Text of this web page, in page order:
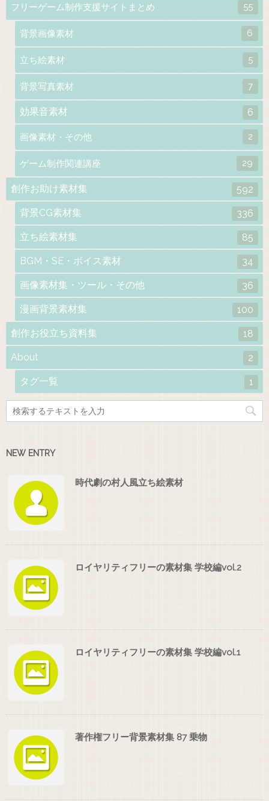
フリーゲーム制作支援サイトまとめ 55
背景画像素材 6
立ち絵素材 5
背景写真素材 7
効果音素材 6
画像素材・その他 2
ゲーム制作関連講座 29
創作お助け素材集 592
背景CG素材集 336
立ち絵素材集 85
BGM・SE・ボイス素材 34
画像素材集・ツール・その他 36
漫画背景素材集 100
創作お役立ち資料集 18
About 2
タグ一覧 1
NEW ENTRY
時代劇の村人風立ち絵素材
ロイヤリティフリーの素材集 学校編vol.2
ロイヤリティフリーの素材集 学校編vol.1
著作権フリー背景素材集 87 乗物